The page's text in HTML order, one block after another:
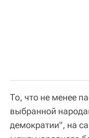
То, что не менее
выбранной
демократии", на